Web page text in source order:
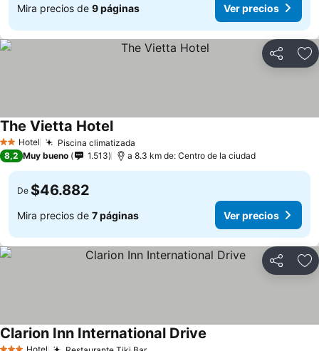
Mira precios de 9 páginas Ver precios
Compartir
2 Estrellas
Hotel Piscina climatizada
The Vietta HotelVer precios
8,2 Muy bueno 1.513 a 8.3 km de: Centro de la ciudad
De $46.882
Mira precios de 7 páginas Ver precios
Compartir
Hotel
Clarion Inn International Drive